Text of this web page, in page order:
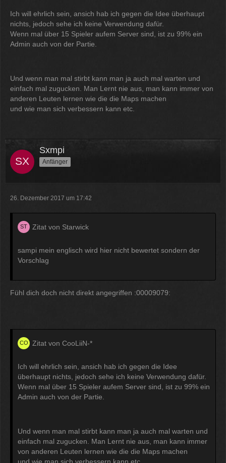
Ich will ehrlich sein, ansich hab ich gegen die Idee überhaupt
nichts, jedoch sehe ich keine Verwendung dafür.
Wenn mal über 15 Spieler aufem Server sind, ist zu 99% ein
Admin auch von der Partie.
Und wenn man mal stirbt kann man ja auch mal warten und
einfach mal zugucken. Man Lernt nie aus, man kann immer von
anderen Leuten lernen wie die die Maps machen
und wie man sich verbessern kann etc.
Sxmpi
Anfänger
26. Dezember 2017 um 17:42
Zitat von Starwick
sampi mein englisch wird hier nicht bewertet sondern der
Vorschlag
Fühl dich doch nicht direkt angegriffen :00009079:
Zitat von CooLiiN-*
Ich will ehrlich sein, ansich hab ich gegen die Idee
überhaupt nichts, jedoch sehe ich keine Verwendung dafür.
Wenn mal über 15 Spieler aufem Server sind, ist zu 99% ein
Admin auch von der Partie.
Und wenn man mal stirbt kann man ja auch mal warten und
einfach mal zugucken. Man Lernt nie aus, man kann immer
von anderen Leuten lernen wie die die Maps machen